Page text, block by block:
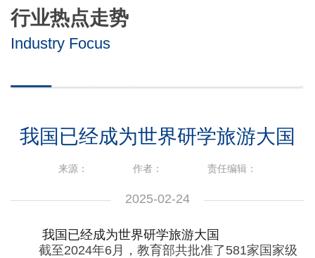
行业热点走势
Industry Focus
我国已经成为世界研学旅游大国
来源： 作者： 责任编辑：
2025-02-24
我国已经成为世界研学旅游大国
截至2024年6月，教育部共批准了581家国家级